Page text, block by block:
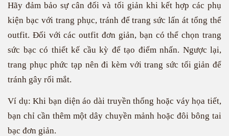
Hãy đảm bảo sự cân đối và tối giản khi kết hợp các phụ
kiện bạc với trang phục, tránh để trang sức lấn át tổng thể
outfit. Đối với các outfit đơn giản, bạn có thể chọn trang
sức bạc có thiết kế cầu kỳ để tạo điểm nhấn. Ngược lại,
trang phục phức tạp nên đi kèm với trang sức tối giản để
tránh gây rối mắt.
Ví dụ: Khi bạn diện áo dài truyền thống hoặc váy họa tiết,
bạn chỉ cần thêm một dây chuyền mảnh hoặc đôi bông tai
bạc đơn giản.